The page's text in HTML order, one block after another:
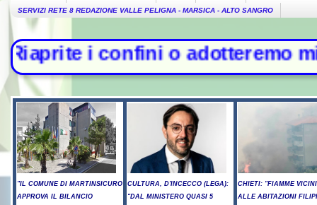
SERVIZI RETE 8 REDAZIONE VALLE PELIGNA - MARSICA - ALTO SANGRO
o adotteremo misure".
"IL COMUNE DI MARTINSICURO
APPROVA IL BILANCIO
CULTURA, D'INCECCO (LEGA):
"DAL MINISTERO QUASI 5
CHIETI: "FIAMME
ALLE ABITAZIONI